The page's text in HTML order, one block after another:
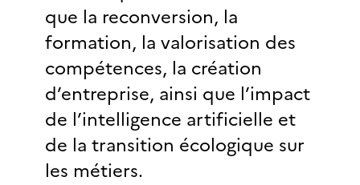
que la reconversion, la
formation, la valorisation des
compétences, la création
d’entreprise, ainsi que l’impact
de l’intelligence artificielle et
de la transition écologique sur
les métiers.